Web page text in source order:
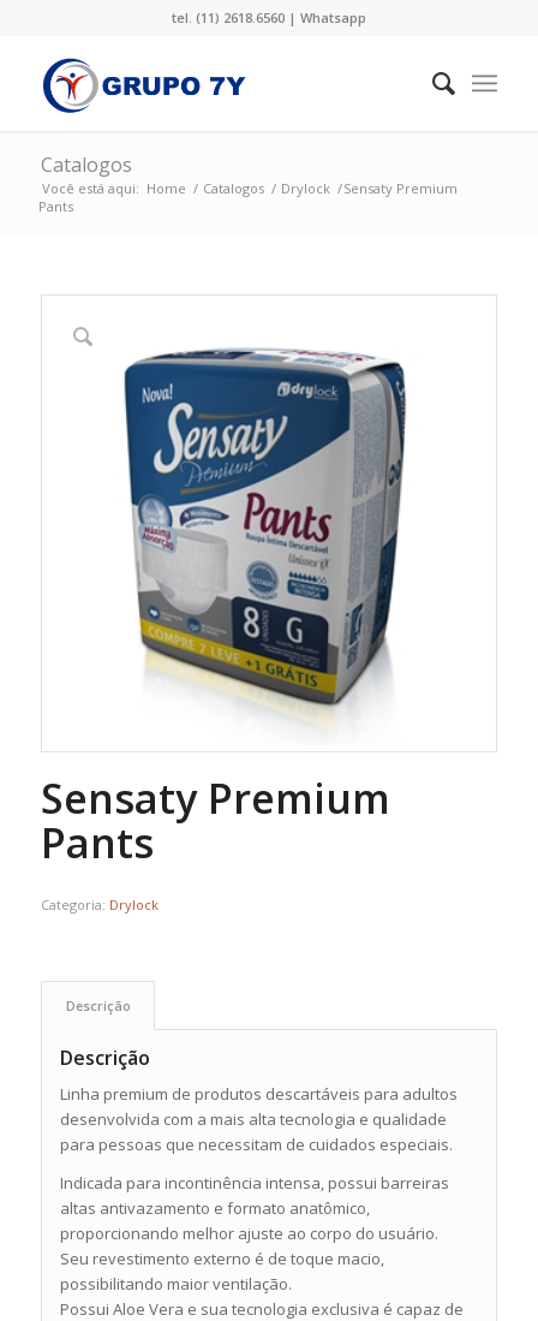
tel. (11) 2618.6560 | Whatsapp
Catalogos
Você está aqui: Home / Catalogos / Drylock /Sensaty Premium
Pants
Sensaty Premium
Pants
Categoria: Drylock
Descrição
Descrição
Linha premium de produtos descartáveis para adultos
desenvolvida com a mais alta tecnologia e qualidade
para pessoas que necessitam de cuidados especiais.
Indicada para incontinência intensa, possui barreiras
altas antivazamento e formato anatômico,
proporcionando melhor ajuste ao corpo do usuário.
Seu revestimento externo é de toque macio,
possibilitando maior ventilação.
Possui Aloe Vera e sua tecnologia exclusiva é capaz de